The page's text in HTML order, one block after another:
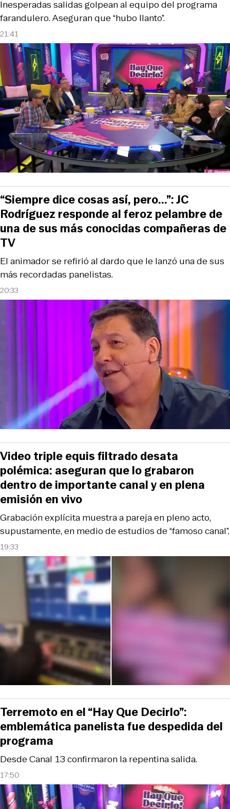
21:41
Inesperadas salidas golpean al equipo del programa
farandulero. Aseguran que “hubo llanto”.
20:33
El animador se refirió al dardo que le lanzó una de sus
más recordadas panelistas.
“Siempre dice cosas así, pero...”: JC
Rodríguez responde al feroz pelambre de
una de sus más conocidas compañeras de
TV
19:33
Grabación explícita muestra a pareja en pleno acto,
supustamente, en medio de estudios de “famoso canal”.
Video triple equis filtrado desata
polémica: aseguran que lo grabaron
dentro de importante canal y en plena
emisión en vivo
17:50
Desde Canal 13 confirmaron la repentina salida.
Terremoto en el “Hay Que Decirlo”:
emblemática panelista fue despedida del
programa